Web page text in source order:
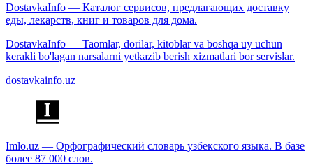
DostavkaInfo — Каталог сервисов, предлагающих доставку
еды, лекарств, книг и товаров для дома.
DostavkaInfo — Taomlar, dorilar, kitoblar va boshqa uy uchun
kerakli bo'lagan narsalarni yetkazib berish xizmatlari bor servislar.
dostavkainfo.uz
Imlo.uz — Орфографический словарь узбекского языка. В базе
более 87 000 слов.